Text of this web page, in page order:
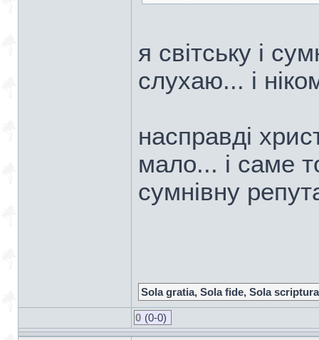
я світську і
слухаю... і
насправді
мало... і саме
сумнівну
Sola gratia, Sola fide, Sola scriptura
0 (0-0)